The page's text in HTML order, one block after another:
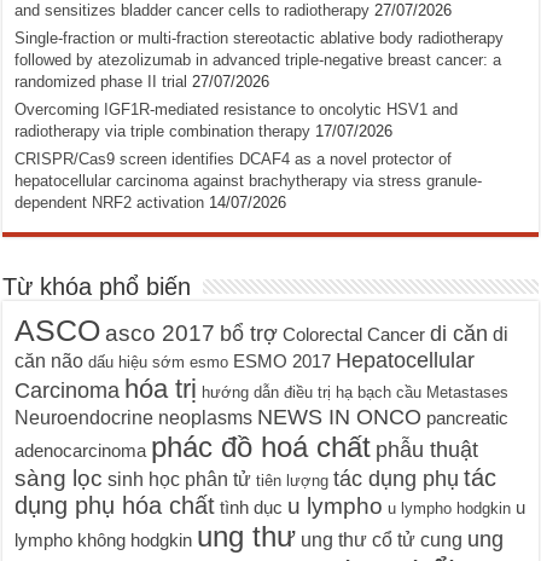
and sensitizes bladder cancer cells to radiotherapy 27/07/2026
Single-fraction or multi-fraction stereotactic ablative body radiotherapy
followed by atezolizumab in advanced triple-negative breast cancer: a
randomized phase II trial 27/07/2026
Overcoming IGF1R-mediated resistance to oncolytic HSV1 and
radiotherapy via triple combination therapy 17/07/2026
CRISPR/Cas9 screen identifies DCAF4 as a novel protector of
hepatocellular carcinoma against brachytherapy via stress granule-
dependent NRF2 activation 14/07/2026
Từ khóa phổ biến
ASCO asco 2017 bổ trợ Colorectal Cancer di căn di
căn não dấu hiệu sớm esmo ESMO 2017 Hepatocellular
Carcinoma hóa trị hướng dẫn điều trị hạ bạch cầu Metastases
Neuroendocrine neoplasms NEWS IN ONCO pancreatic
adenocarcinoma phác đồ hoá chất phẫu thuật
sàng lọc sinh học phân tử tiên lượng tác dụng phụ tác
dụng phụ hóa chất tình dục u lympho u lympho hodgkin u
lympho không hodgkin ung thư ung thư cổ tử cung ung